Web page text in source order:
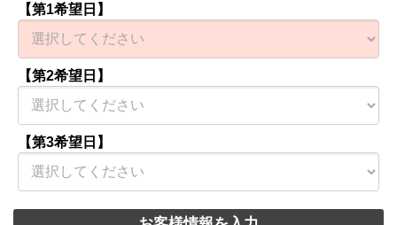
【第1希望日】
【第2希望日】
【第3希望日】